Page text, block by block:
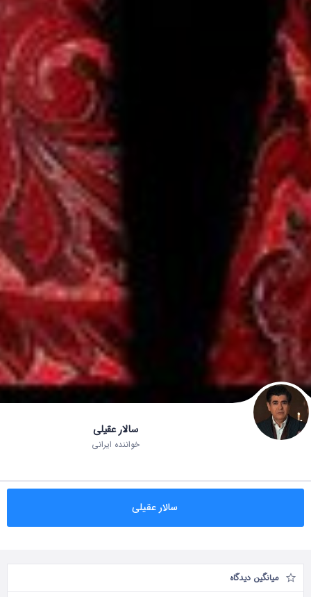
سالار عقیلی
خواننده ایرانی
سالار عقیلی
میانگین دیدگاه